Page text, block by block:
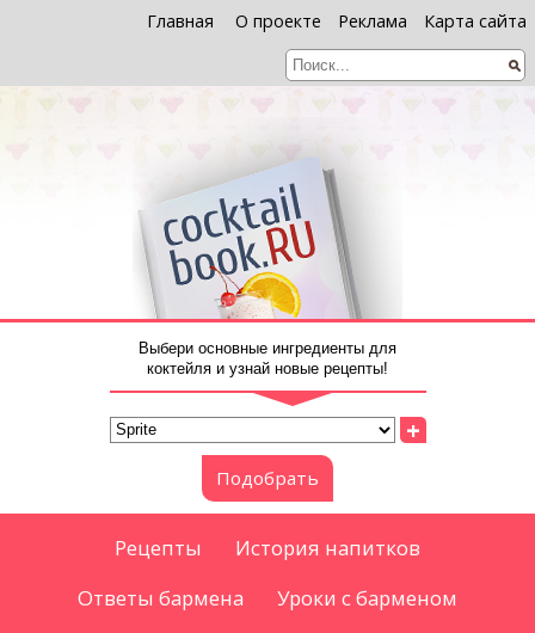
Главная О проекте Реклама Карта сайта
Выбери основные ингредиенты для
коктейля и узнай новые рецепты!
+
Подобрать
Рецепты
История напитков
Ответы бармена
Уроки с барменом